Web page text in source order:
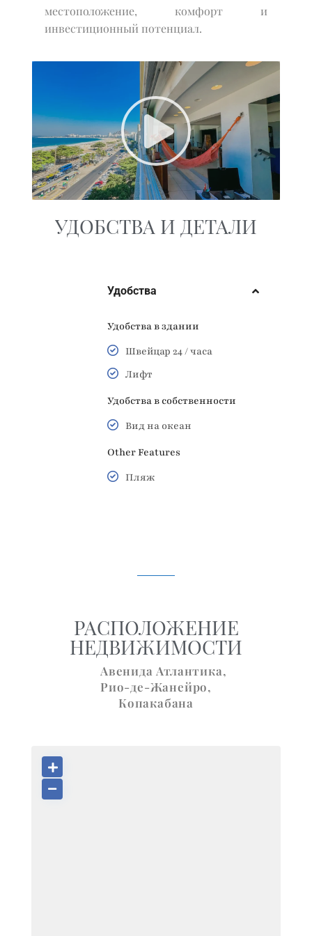
местоположение, комфорт и
инвестиционный потенциал.
УДОБСТВА И ДЕТАЛИ
Удобства
Удобства в здании
Швейцар 24 / часа
Лифт
Удобства в собственности
Вид на океан
Other Features
Пляж
РАСПОЛОЖЕНИЕ
НЕДВИЖИМОСТИ
Авенида Атлантика,
Рио-де-Жанейро,
Копакабана